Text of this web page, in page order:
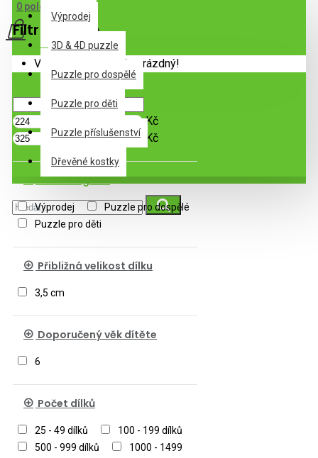
Výprodej
3D & 4D puzzle
Puzzle pro dospělé
Puzzle pro děti
Puzzle příslušenství
Dřevěné kostky
0 položek - 0Kč
Váš nákupní košík je prázdný!
Filtr
Cena
Kč
Kč
Podkategorie
Výprodej
Puzzle pro dospělé
Puzzle pro děti
Přibližná velikost dílku
3,5 cm
Doporučený věk dítěte
6
Počet dílků
25 - 49 dílků
100 - 199 dílků
500 - 999 dílků
1000 - 1499